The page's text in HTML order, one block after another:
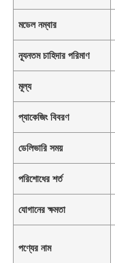
মডেল নম্বার
ন্যূনতম চাহিদার পরিমাণ
মূল্য
প্যাকেজিং বিবরণ
ডেলিভারি সময়
পরিশোধের শর্ত
যোগানের ক্ষমতা
পণ্যের নাম